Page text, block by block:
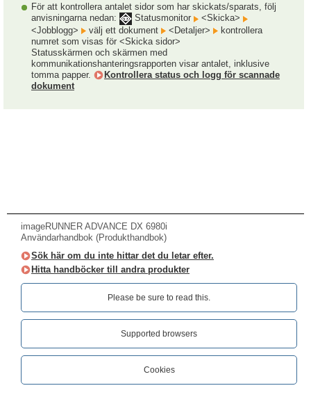
För att kontrollera antalet sidor som har skickats/sparats, följ
anvisningarna nedan:
Statusmonitor
<Skicka>
<Jobblogg>
välj ett dokument <Detaljer>
kontrollera
numret som visas för <Skicka sidor>
Statusskärmen och skärmen med
kommunikationshanteringsrapporten visar antalet, inklusive
tomma papper.
Kontrollera status och logg för scannade
dokument
imageRUNNER ADVANCE DX 6980i
Användarhandbok (Produkthandbok)
Sök här om du inte hittar det du letar efter.
Hitta handböcker till andra produkter
Please be sure to read this.‎
Supported browsers
Cookies